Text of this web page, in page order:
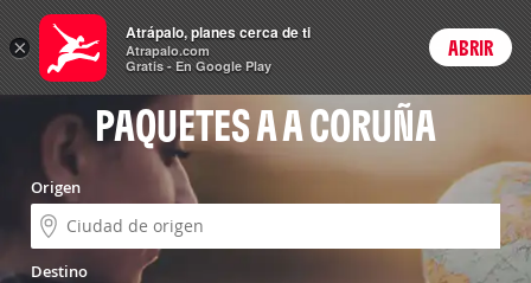
Vuelo+Hotel Login
PAQUETES A A CORUÑA
Origen
Destino
×
Atrápalo, planes cerca de ti
Atrapalo.com
Gratis - En Google Play
ABRIR